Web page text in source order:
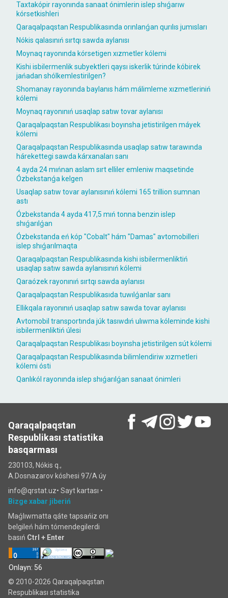
Taxtakópir rayonında sanaat ónimlerin islep shıǵarıw
kórsetkishleri
Qaraqalpaqstan Respublikasında orınlanǵan qurılıs jumısları
Nókis qalasınıń sırtqı sawda aylanısı
Moynaq rayonında kórsetigen xızmetler kólemi
Kishi isbilermenlik subyektleri qaysı iskerlik túrinde kóbirek
jańadan shólkemlestirilgen?
Shomanay rayonında baylanıs hám málimleme xızmetleriniń
kólemi
Moynaq rayonınıń usaqlap satıw tovar aylanısı
Qaraqalpaqstan Respublikası boyınsha jetistirilgen máyek
kólemi
Qaraqalpaqstan Respublikasında usaqlap satıw tarawında
hárekettegi sawda kárxanaları sanı
4 ayda 24 mıńnan aslam sırt elliler emleniw maqsetinde
Ózbekstanǵa kelgen
Usaqlap satıw tovar aylanısınıń kólemi 165 trillion sumnan
astı
Ózbekstanda 4 ayda 417,5 mıń tonna benzin islep
shıǵarılǵan
Ózbekstanda eń kóp "Cobalt" hám "Damas" avtomobilleri
islep shıǵarılmaqta
Qaraqalpaqstan Respublikasında kishi isbilermenliktiń
usaqlap satıw sawda aylanısınıń kólemi
Qaraózek rayonınıń sırtqı sawda aylanısı
Qaraqalpaqstan Respublikasıda tuwılǵanlar sanı
Ellikqala rayonınıń usaqlap satıw sawda tovar aylanısı
Avtomobil transportında júk tasıwdıń ulıwma kóleminde kishi
isbilermenliktiń úlesi
Qaraqalpaqstan Respublikası boyınsha jetistirilgen sút kólemi
Qaraqalpaqstan Respublikasında bilimlendiriw xızmetleri
kólemi ósti
Qanlıkól rayonında islep shıǵarılǵan sanaat ónimleri
Qaraqalpaqstan
Respublikası statistika
basqarması
230103, Nókis q.,
A.Dosnazarov kóshesi 97/A úy
info@qrstat.uz• Sayt kartası •
Bizge xabar jiberiń
Maǵlıwmatta qáte tapsańiz onı
belgileń hám tómendegilerdi
basıń Ctrl + Enter
Onlayn: 56
© 2010-2026 Qaraqalpaqstan
Respublikası statistika